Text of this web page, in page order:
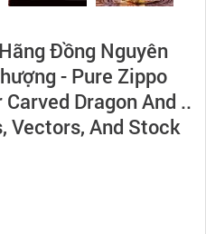
Đồng Nguyên
- Pure Zippo
Dragon And ..
Vectors, And Stock